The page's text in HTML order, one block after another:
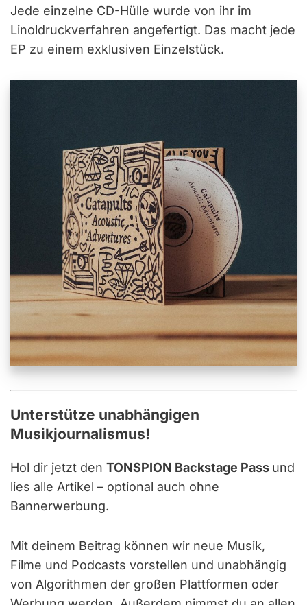
Jede einzelne CD-Hülle wurde von ihr im
Linoldruckverfahren angefertigt. Das macht jede
EP zu einem exklusiven Einzelstück.
Unterstütze unabhängigen
Musikjournalismus!
Hol dir jetzt den TONSPION Backstage Pass und
lies alle Artikel – optional auch ohne
Bannerwerbung.
Mit deinem Beitrag können wir neue Musik,
Filme und Podcasts vorstellen und unabhängig
von Algorithmen der großen Plattformen oder